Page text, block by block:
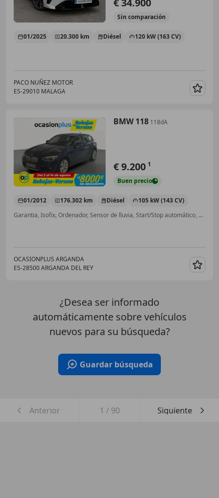
€ 34.900
Sin comparación
01/2025 20.300 km Diésel 120 kW (163 CV)
PACO NUÑEZ MOTOR
ES-29010 MALAGA
BMW 118 118dA
€ 9.200 1
Buen precio
01/2012 176.302 km Diésel
105 kW (143 CV)
Garantia, Isofix, Ordenador, Sensor de lluvia, Start/Stop automático, Control de tracción
OCASIONPLUS ARGANDA
ES-28500 ARGANDA DEL REY
¿Desea ser informado
automáticamente sobre vehículos
nuevos para su búsqueda?
Guardar búsqueda
Anterior 1 / 90 Siguiente